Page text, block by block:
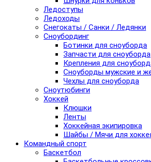
Ледоступы
Ледоходы
Снегокаты / Санки / Ледянки
Сноубординг
Ботинки для сноуборда
Запчасти для сноуборда
Крепления для
Сноуборды мужские и
Чехлы для сноуборда
Сноутюбинги
Хоккей
Клюшки
Ленты
Хоккейная экипировка
Шайбы / Мячи для
Командный спорт
Баскетбол